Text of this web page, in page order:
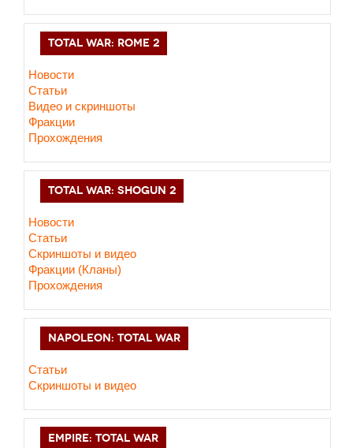
TOTAL WAR: ROME 2
Новости
Статьи
Видео и скриншоты
Фракции
Прохождения
TOTAL WAR: SHOGUN 2
Новости
Статьи
Cкриншоты и видео
Фракции (Кланы)
Прохождения
NAPOLEON: TOTAL WAR
Статьи
Скриншоты и видео
EMPIRE: TOTAL WAR